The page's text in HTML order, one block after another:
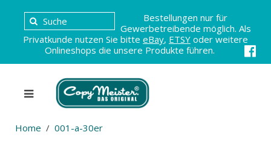
Bestellungen nur für
Gewerbetreibende möglich. Als
Privatkunde nutzen Sie bitte eBay, ETSY oder weitere
Onlineshops die unsere Produkte führen.
Home 001-a-30er